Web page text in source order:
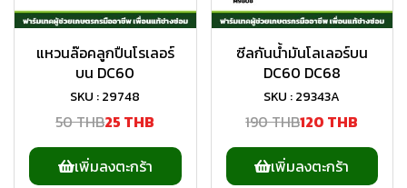
แหวนล๊อคลูกปืนโรเลอร์
บน DC60
SKU : 29748
50 THB25 THB
เพิ่มลงตะกร้า
ซีลกันน้ำมันโลเลอร์บน
DC60 DC68
SKU : 29343A
190 THB120 THB
เพิ่มลงตะกร้า